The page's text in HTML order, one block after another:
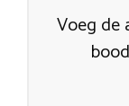
Voeg de